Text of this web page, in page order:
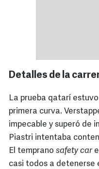
Detalles de la
La prueba qatarí
primera curva.
impecable y superó de
Piastri intentaba
El temprano safety car
casi todos a detenerse